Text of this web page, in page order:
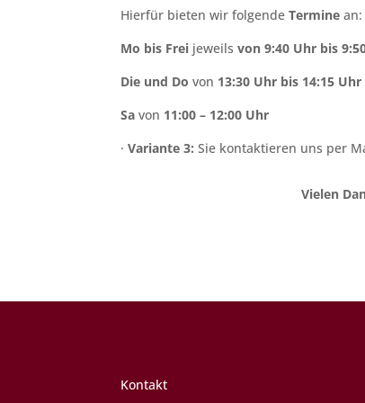
Hierfür bieten wir folgendeTermine an:
Mo bis Frei jeweilsvon 9:40 Uhr bis
Die und Do von 13:30 Uhr bis 14:15 Uhr
Sa von 11:00 – 12:00 Uhr
·Variante 3: Sie kontaktieren uns per
Vielen
Kontakt